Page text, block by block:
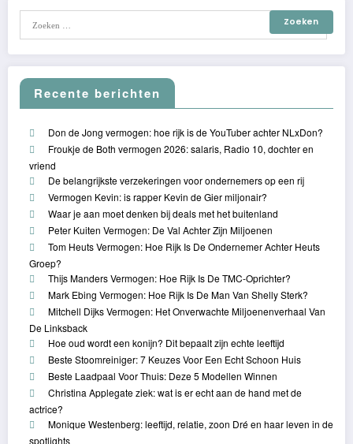
Recente berichten
Don de Jong vermogen: hoe rijk is de YouTuber achter NLxDon?
Froukje de Both vermogen 2026: salaris, Radio 10, dochter en
vriend
De belangrijkste verzekeringen voor ondernemers op een rij
Vermogen Kevin: is rapper Kevin de Gier miljonair?
Waar je aan moet denken bij deals met het buitenland
Peter Kuiten Vermogen: De Val Achter Zijn Miljoenen
Tom Heuts Vermogen: Hoe Rijk Is De Ondernemer Achter Heuts
Groep?
Thijs Manders Vermogen: Hoe Rijk Is De TMC-Oprichter?
Mark Ebing Vermogen: Hoe Rijk Is De Man Van Shelly Sterk?
Mitchell Dijks Vermogen: Het Onverwachte Miljoenenverhaal Van
De Linksback
Hoe oud wordt een konijn? Dit bepaalt zijn echte leeftijd
Beste Stoomreiniger: 7 Keuzes Voor Een Echt Schoon Huis
Beste Laadpaal Voor Thuis: Deze 5 Modellen Winnen
Christina Applegate ziek: wat is er echt aan de hand met de
actrice?
Monique Westenberg: leeftijd, relatie, zoon Dré en haar leven in de
spotlights